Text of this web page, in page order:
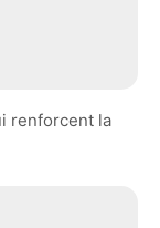
renforcent la